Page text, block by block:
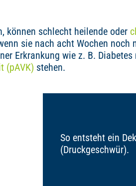
können schlecht heilende oder
sie nach acht Wochen noch
Erkrankung wie z. B.
(pAVK) stehen.
So entsteht ein
(Druckgeschwür).